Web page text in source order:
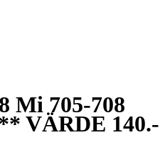
Mi 705-708
VÄRDE 140.-